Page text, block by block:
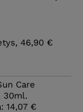
46,90 €
Care
30ml.
14,07 €